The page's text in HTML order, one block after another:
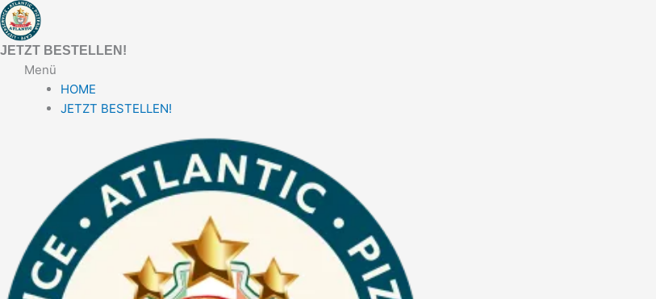
Zum
Inhalt
springen
JETZT BESTELLEN!
Menü
HOME
JETZT BESTELLEN!